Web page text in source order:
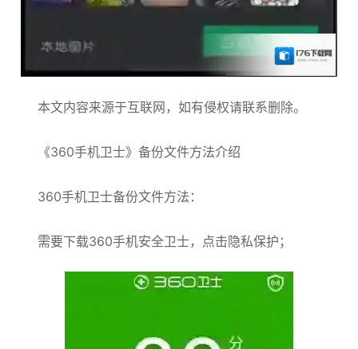
本文内容来源于互联网，如有侵权请联系删除。
《360手机卫士》备份文件方法介绍
360手机卫士备份文件方法：
需要下载360手机安全卫士，点击隐私保护；